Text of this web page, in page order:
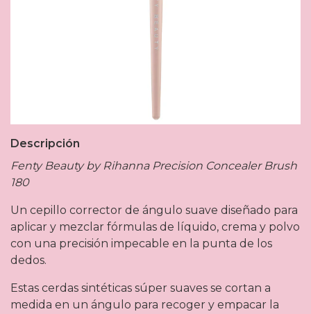
Descripción
Fenty Beauty by Rihanna Precision Concealer Brush
180
Un cepillo corrector de ángulo suave diseñado para
aplicar y mezclar fórmulas de líquido, crema y polvo
con una precisión impecable en la punta de los
dedos.
Estas cerdas sintéticas súper suaves se cortan a
medida en un ángulo para recoger y empacar la